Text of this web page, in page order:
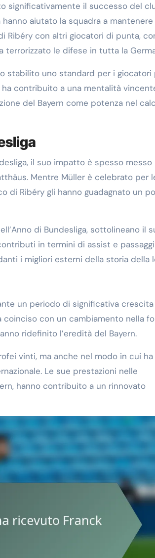
significativamente il successo del
aiutato la squadra a mantenere
Ribéry con altri giocatori di punta,
terrorizzato le difese in tutta la
stabilito uno standard per i giocatori
contribuito a una mentalità
del Bayern come potenza nel
il suo impatto è spesso messo
Mentre Müller è celebrato per
di Ribéry gli hanno guadagnato un
di Bundesliga, sottolineano il
in termini di assist e passaggi
i migliori esterni della storia della
un periodo di significativa
coinciso con un cambiamento nella
ridefinito l’eredità del Bayern.
vinti, ma anche nel modo in cui ha
Le sue prestazioni nelle
hanno contribuito a un rinnovato